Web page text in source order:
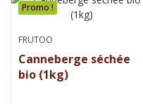
Promo !
FRUTOO
Canneberge séchée
bio (1kg)